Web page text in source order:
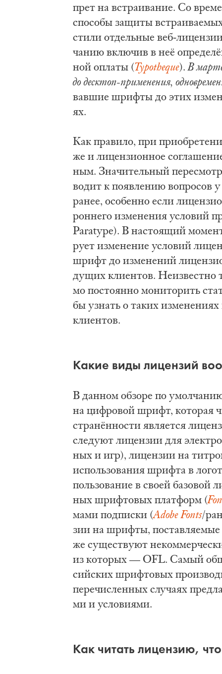
прет на встра­и­ва­ние. Со
спо­со­бы за­щи­ты
сти­ли от­дель­ные веб-
ча­нию вклю­чив в неё
ной оп­ла­ты (Typotheque).В
до де­ск­топ-при­ме­не­ния,
вав­шие шриф­ты до этих
ях.
Как пра­ви­ло, при
же и ли­цен­зи­он­ное
ным. Зна­чи­тель­ный
во­дит к по­яв­ле­нию во­про­сов
ра­нее, осо­бен­но если
рон­не­го из­ме­не­ния усло­вий
Paratype). В на­сто­я­щий
ру­ет из­ме­не­ние усло­вий
шрифт до из­ме­не­ний
ду­щих кли­ен­тов. Не­из­вест­но
мо по­сто­ян­но мо­ни­то­рить
бы узнать о та­ких
кли­ен­тов.
Ка­кие ви­ды ли­цен­зий
В дан­ном об­зо­ре по
на циф­ро­вой шрифт, ко­то­рая
стра­нён­но­сти яв­ля­ет­ся
сле­ду­ют ли­цен­зии для
ных и игр), ли­цен­зии на
ис­поль­зо­ва­ния шриф­та в
поль­зо­ва­ние в сво­ей
ных шриф­то­вых плат­форм (
ма­ми под­пис­ки (Adobe Fonts/
зии на шриф­ты,
же су­ще­ству­ют
из ко­то­рых — OFL. Са­мый
сий­ских шриф­то­вых
пе­ре­чис­лен­ных слу­ча­ях
ми и усло­ви­я­ми.
Как чи­тать ли­цен­зию,